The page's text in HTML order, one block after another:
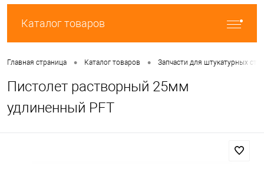
Каталог товаров
Главная страница • Каталог товаров • Запчасти для штукатурных
Пистолет растворный 25мм
удлиненный PFT